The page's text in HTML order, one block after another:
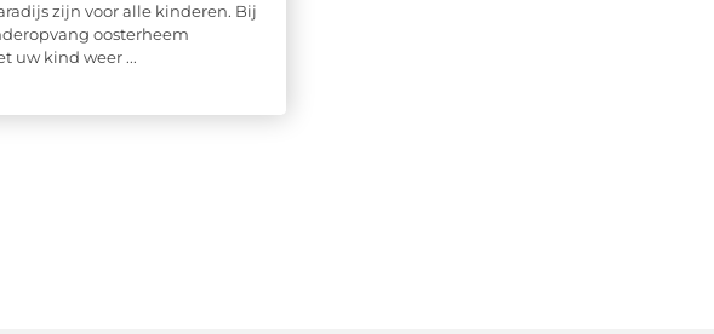
zijn voor alle kinderen. Bij
oosterheem
uw kind weer ...